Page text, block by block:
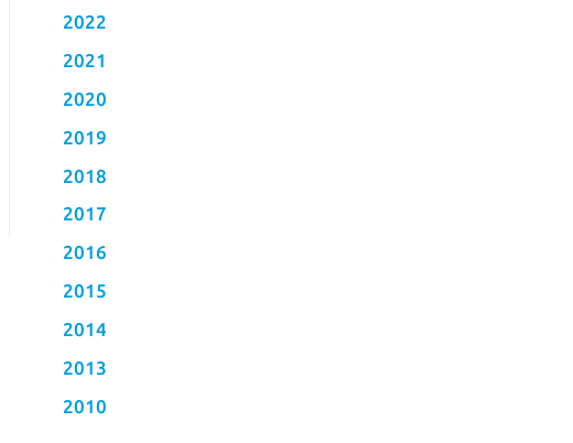
2022
2021
2020
2019
2018
2017
2016
2015
2014
2013
2010